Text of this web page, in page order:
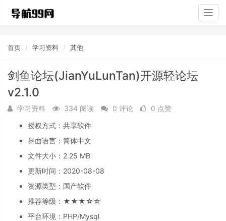
首页 学习资料 其他
剑鱼论坛(JianYuLunTan)开源轻论坛
v2.1.0
学习资料 334 阅读 0 评论
0 点赞
授权方式： 共享软件
界面语言： 简体中文
文件大小： 2.25 MB
更新时间： 2020-08-08
资源类型： 国产软件
推荐等级： ★★★☆☆
平台环境： PHP/Mysql